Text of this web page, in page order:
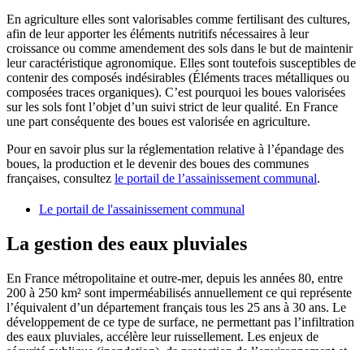
En agriculture elles sont valorisables comme fertilisant des cultures,
afin de leur apporter les éléments nutritifs nécessaires à leur
croissance ou comme amendement des sols dans le but de maintenir
leur caractéristique agronomique. Elles sont toutefois susceptibles de
contenir des composés indésirables (Éléments traces métalliques ou
composées traces organiques). C’est pourquoi les boues valorisées
sur les sols font l’objet d’un suivi strict de leur qualité. En France
une part conséquente des boues est valorisée en agriculture.
Pour en savoir plus sur la réglementation relative à l’épandage des
boues, la production et le devenir des boues des communes
françaises, consultez le portail de l’assainissement communal.
Le portail de l'assainissement communal
La gestion des eaux pluviales
En France métropolitaine et outre-mer, depuis les années 80, entre
200 à 250 km² sont imperméabilisés annuellement ce qui représente
l’équivalent d’un département français tous les 25 ans à 30 ans. Le
développement de ce type de surface, ne permettant pas l’infiltration
des eaux pluviales, accélère leur ruissellement. Les enjeux de